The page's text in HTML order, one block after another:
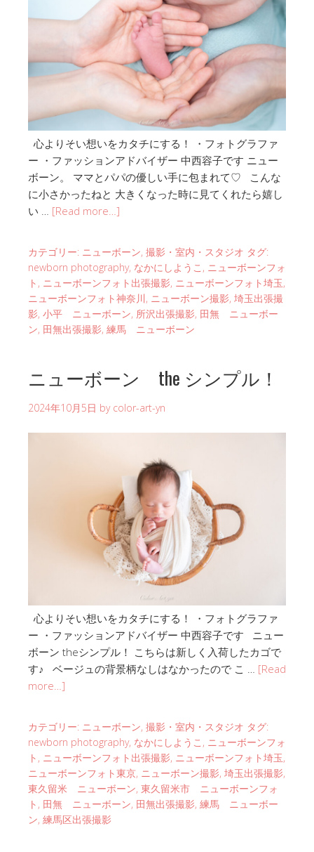
心よりそい想いをカタチにする！ ・フォトグラファ
ー ・ファッションアドバイザー 中西容子です ニュー
ボーン。 ママとパパの優しい手に包まれて♡ こんな
に小さかったねと 大きくなった時に見てくれたら嬉し
い … [Read more…]
カテゴリー: ニューボーン, 撮影・室内・スタジオ タグ:
newborn photography, なかにしようこ , ニューボーンフォ
ト , ニューボーンフォト出張撮影, ニューボーンフォト埼玉,
ニューボーンフォト神奈川, ニューボーン撮影, 埼玉出張撮
影, 小平 ニューボーン, 所沢出張撮影, 田無 ニューボー
ン, 田無出張撮影, 練馬 ニューボーン
ニューボーン the シンプル！
2024年10月5日 by color-art-yn
心よりそい想いをカタチにする！ ・フォトグラファ
ー ・ファッションアドバイザー 中西容子です ニュー
ボーン theシンプル！ こちらは新しく入荷したカゴで
す♪ ベージュの背景柄なしはなかったので こ … [Read
more…]
カテゴリー: ニューボーン, 撮影・室内・スタジオ タグ:
newborn photography, なかにしようこ , ニューボーンフォ
ト , ニューボーンフォト出張撮影, ニューボーンフォト埼玉,
ニューボーンフォト東京, ニューボーン撮影, 埼玉出張撮影,
東久留米 ニューボーン, 東久留米市 ニューボーンフォ
ト , 田無 ニューボーン, 田無出張撮影, 練馬 ニューボー
ン, 練馬区出張撮影